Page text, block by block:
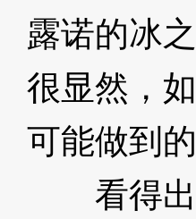
露诺的冰
很显然，
可能做到的
看得出